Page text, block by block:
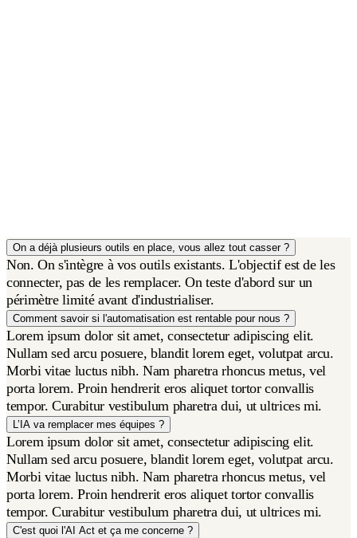
On a déjà plusieurs outils en place, vous allez tout casser ?
Non. On s'intègre à vos outils existants. L'objectif est de les
connecter, pas de les remplacer. On teste d'abord sur un
périmètre limité avant d'industrialiser.
Comment savoir si l'automatisation est rentable pour nous ?
Lorem ipsum dolor sit amet, consectetur adipiscing elit.
Nullam sed arcu posuere, blandit lorem eget, volutpat arcu.
Morbi vitae luctus nibh. Nam pharetra rhoncus metus, vel
porta lorem. Proin hendrerit eros aliquet tortor convallis
tempor. Curabitur vestibulum pharetra dui, ut ultrices mi.
L’IA va remplacer mes équipes ?
Lorem ipsum dolor sit amet, consectetur adipiscing elit.
Nullam sed arcu posuere, blandit lorem eget, volutpat arcu.
Morbi vitae luctus nibh. Nam pharetra rhoncus metus, vel
porta lorem. Proin hendrerit eros aliquet tortor convallis
tempor. Curabitur vestibulum pharetra dui, ut ultrices mi.
C'est quoi l'AI Act et ça me concerne ?